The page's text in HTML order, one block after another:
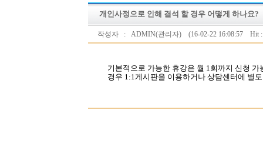
개인사정으로 인해 결석 할 경우 어떻게 하나요?
작성자 : ADMIN(관리자) (16-02-22 16:08:57 Hit :
기본적으로 가능한 휴강은 월 1회까지 신청 가
경우 1:1게시판을 이용하거나 상담센터에 별